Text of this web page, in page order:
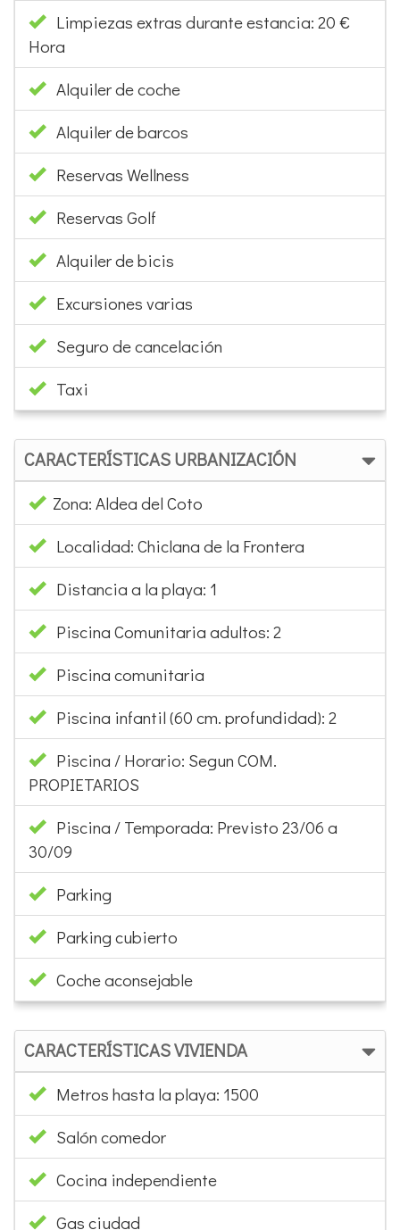
Limpiezas extras durante estancia: 20 €
Hora
Alquiler de coche
Alquiler de barcos
Reservas Wellness
Reservas Golf
Alquiler de bicis
Excursiones varias
Seguro de cancelación
Taxi
CARACTERÍSTICAS URBANIZACIÓN
Zona: Aldea del Coto
Localidad: Chiclana de la Frontera
Distancia a la playa: 1
Piscina Comunitaria adultos: 2
Piscina comunitaria
Piscina infantil (60 cm. profundidad): 2
Piscina / Horario: Segun COM.
PROPIETARIOS
Piscina / Temporada: Previsto 23/06 a
30/09
Parking
Parking cubierto
Coche aconsejable
CARACTERÍSTICAS VIVIENDA
Metros hasta la playa: 1500
Salón comedor
Cocina independiente
Gas ciudad